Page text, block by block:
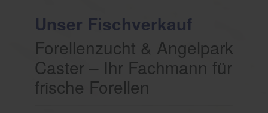
Unser Fischverkauf
Forellenzucht & Angelpark
Caster – Ihr Fachmann für
frische Forellen